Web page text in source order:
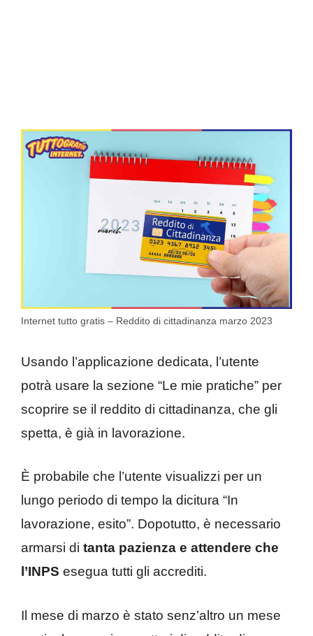
Internet tutto gratis – Reddito di cittadinanza marzo 2023
Usando l’applicazione dedicata, l’utente
potrà usare la sezione “Le mie pratiche” per
scoprire se il reddito di cittadinanza, che gli
spetta, è già in lavorazione.
È probabile che l’utente visualizzi per un
lungo periodo di tempo la dicitura “In
lavorazione, esito”. Dopotutto, è necessario
armarsi di tanta pazienza e attendere che
l’INPS esegua tutti gli accrediti.
Il mese di marzo è stato senz’altro un mese